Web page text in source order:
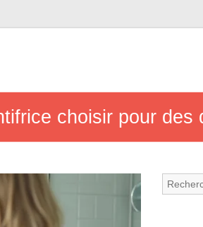
choisir pour des